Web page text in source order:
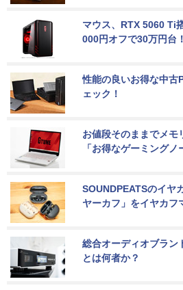
マウス、RTX 5060 Ti
000円オフで30万円台！
性能の良いお得な中古
ェック！
お値段そのままでメモ
「お得なゲーミングノ
SOUNDPEATSのイヤ
ヤーカフ」をイヤカフ
総合オーディオブラン
とは何者か？